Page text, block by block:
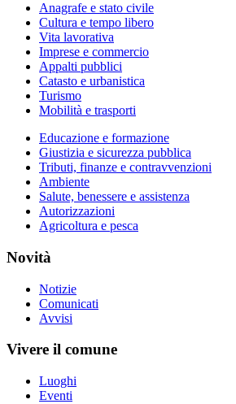
Anagrafe e stato civile
Cultura e tempo libero
Vita lavorativa
Imprese e commercio
Appalti pubblici
Catasto e urbanistica
Turismo
Mobilità e trasporti
Educazione e formazione
Giustizia e sicurezza pubblica
Tributi, finanze e contravvenzioni
Ambiente
Salute, benessere e assistenza
Autorizzazioni
Agricoltura e pesca
Novità
Notizie
Comunicati
Avvisi
Vivere il comune
Luoghi
Eventi